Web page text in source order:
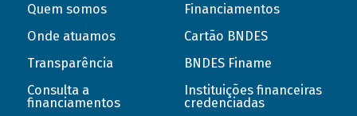
Quem somos
Onde atuamos
Transparência
Consulta a
financiamentos
Financiamentos
Cartão BNDES
BNDES Finame
Instituições financeiras
credenciadas